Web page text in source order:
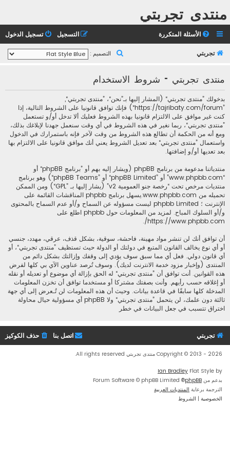
منتدى تجربتي
الأسئلة المتكررة تسجيل الدخول التسجيل
تجربتي التصميم :
ث
منتدى تجربتي - شروط الاستخدام
بدخولك ”منتدى تجربتي“ (المشار إليها بـ”نحن“، ”منتدى تجربتي“,
”https://tajribaty.com/forum“) فإنك توافق قانونيا على الشروط التالية، إذا
كنت غير موافق على الالتزام قانونيا بهذه الشروط فعليك ألا تدخل أو/و تستعمل
”منتدى تجربتي“، ربما نغير في هذه الشروط في أي وقت سنعمل جهدنا لإبلاغك بذلك،
ومع أنه من الحكمة أن تطالع هذه الشروط من وقت لآخر فإنه باستمرارك في الدخول
واستعمال ”منتدى تجربتي“ بعد تعديل الشروط يعني أنك موافق قانونيا على الالتزام بها
بعد تعديها أو/و إضافتها.
منتدياتنا مدعومة من برنامج phpBB (ويشار إليه بهم أو ”برنامج phpBB“ أو
“www.phpbb.com” أو ”phpBB Limited“ أو ”phpBB Teams“) وهو برنامج
منتديات مرخص تحت “رخصة جنو العمومية v2
” (يشار إليها بـ ”GPL“) ومن الممكن
تحميله من www.phpbb.com
.يسهل برنامج phpbb المناقشات القائمة على
الإنترنت ؛ phpbb Limited ليست مسؤوله عن السماح و/أو عدم السماح بالمحتوى
و/أو السلوك المباح. لمزيد من المعلومات حول phpbb اطلع على
https://www.phpbb.com/
.
أن توافق أنك لن تنشر مواد مهينة، فاحشة، سوقية، بشكل قذف، عرقي، مهدد، جنسي
أو أي نوع يخالف القانون المتبع في دولتك أو الدولة حيث تستظيف ”منتدى تجربتي“، أو
أي قانون دولي. فعل أي مما سبق سوف يؤدي إلى وقفك وإزالتك بشكل دائم من
المنتدى (وإخبار مزود خدمة الانترنت لديك). وسوف تُرصد عناوين الآي بي كلها لفرض
هذه القوانين. أنت توافق أن ”منتدى تجربتي“ له الحق بإزالة أي موضوع أو تعديله أو نقله
أو إغلاقه حسب رأيهم. وأنت بصفتك مشتركا أو مستخدما توافق أن تخزن المعلومات
المدخلة كلها سابقًا في قاعدة بيانات. وحيث أن هذه المعلومات لن تُـعرض إلى أي جهة
ثالثة دون علمك، لن يتحمل ”منتدى تجربتي“ ولا phpBB أي مسؤولية حيال محاولة
اختراق تتسبب في جعل البيانات في خطر
تجربتي حذف الكوكيز اتصل بنا
Copyright © 2013 - 2026 منتدى تجربتي All rights reserved.
Flat Style by
Ian Bradley
بدعم من phpBB
® Forum Software © phpBB Limited
الترجمة برعاية المنتديات العربية
الخصوصية | الشروط